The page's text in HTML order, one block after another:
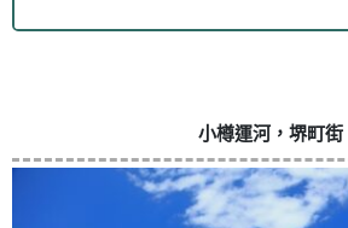
小樽運河，堺町街